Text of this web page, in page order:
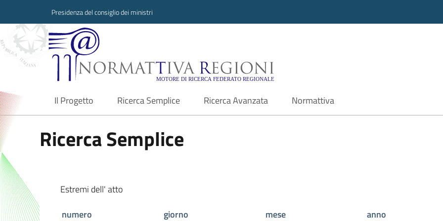
Presidenza del consiglio dei ministri
Normattiva Regioni - Motore di ricerca
Il Progetto
current Ricerca Semplice Ricerca Avanzata Normattiva
Ricerca Semplice
Estremi dell' atto
numero
giorno mese
anno